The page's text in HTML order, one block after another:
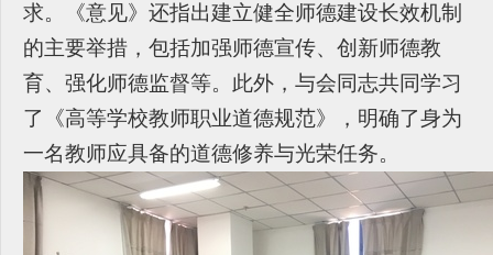
求。《意见》还指出建立健全师德建设长效机制
的主要举措，包括加强师德宣传、创新师德教
育、强化师德监督等。此外，与会同志共同学习
了《高等学校教师职业道德规范》，明确了身为
一名教师应具备的道德修养与光荣任务。